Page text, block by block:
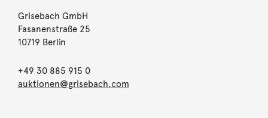
Grisebach GmbH
Fasanenstraße 25
10719 Berlin
+49 30 885 915 0
auktionen@grisebach.com